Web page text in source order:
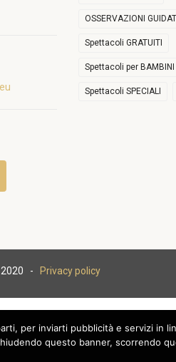
OSSERVAZIONI
Spettacoli GRATUITI
Spettacoli per BAMBINI
Spettacoli SPECIALI
- Privacy policy
per inviarti pubblicità e servizi in
questo banner, scorrendo